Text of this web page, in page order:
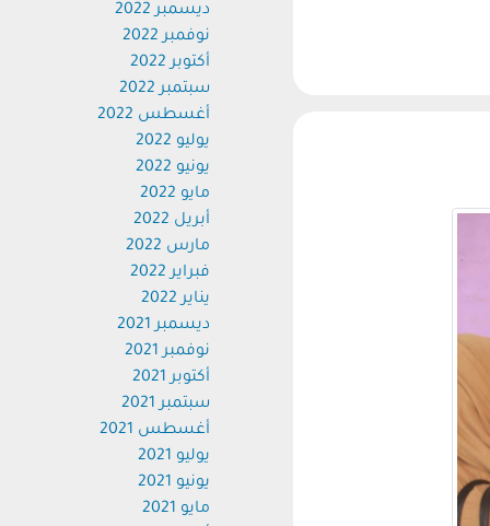
ديسمبر 2022
نوفمبر 2022
أكتوبر 2022
سبتمبر 2022
أغسطس 2022
يوليو 2022
يونيو 2022
مايو 2022
أبريل 2022
مارس 2022
فبراير 2022
يناير 2022
ديسمبر 2021
نوفمبر 2021
أكتوبر 2021
سبتمبر 2021
أغسطس 2021
يوليو 2021
يونيو 2021
مايو 2021